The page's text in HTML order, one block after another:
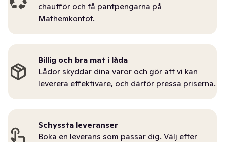
chaufför och få pantpengarna på
Mathemkontot.
Billig och bra mat i låda
Lådor skyddar dina varor och gör att vi kan
leverera effektivare, och därför pressa priserna.
Schyssta leveranser
Boka en leverans som passar dig. Välj efter